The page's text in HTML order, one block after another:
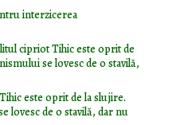
interzicerea
cipriot Tihic este oprit de
se lovesc de o stavilă,
este oprit de la slujire.
lovesc de o stavilă, dar nu